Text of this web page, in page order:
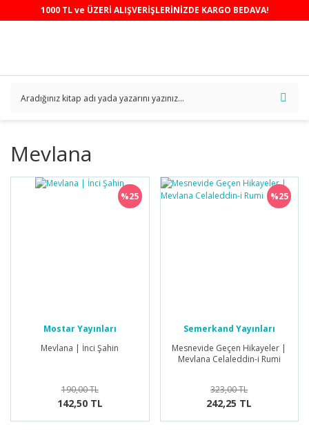
1000 TL ve ÜZERİ ALIŞVERİŞLERİNİZDE KARGO BEDAVA!
Mevlana
%25
Mostar Yayınları
Mevlana | İnci Şahin
190,00 TL
142,50 TL
%25
Semerkand Yayınları
Mesnevide Geçen Hikayeler |
Mevlana Celaleddin-i Rumi
323,00 TL
242,25 TL